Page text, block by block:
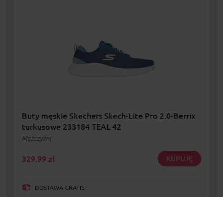
Buty męskie Skechers Skech-Lite Pro 2.0-Berrix
turkusowe 233184 TEAL 42
Mężczyźni
329,99 zł KUPUJĘ
DOSTAWA GRATIS!